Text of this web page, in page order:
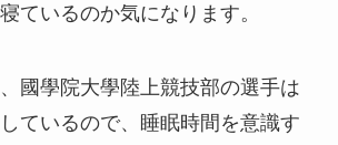
ているのか気になります。
國學院大學陸上競技部の選手は
ているので、睡眠時間を意識す